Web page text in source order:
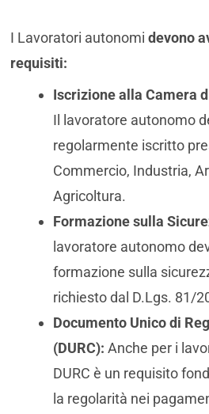
I Lavoratori autonomi devono
requisiti:
Iscrizione alla Camera
Il lavoratore autonomo
regolarmente iscritto
Commercio, Industria,
Agricoltura.
Formazione sulla
lavoratore autonomo
formazione sulla
richiesto dal D.Lgs. 81/
Documento Unico di
(DURC): Anche per i
DURC è un requisito
la regolarità nei